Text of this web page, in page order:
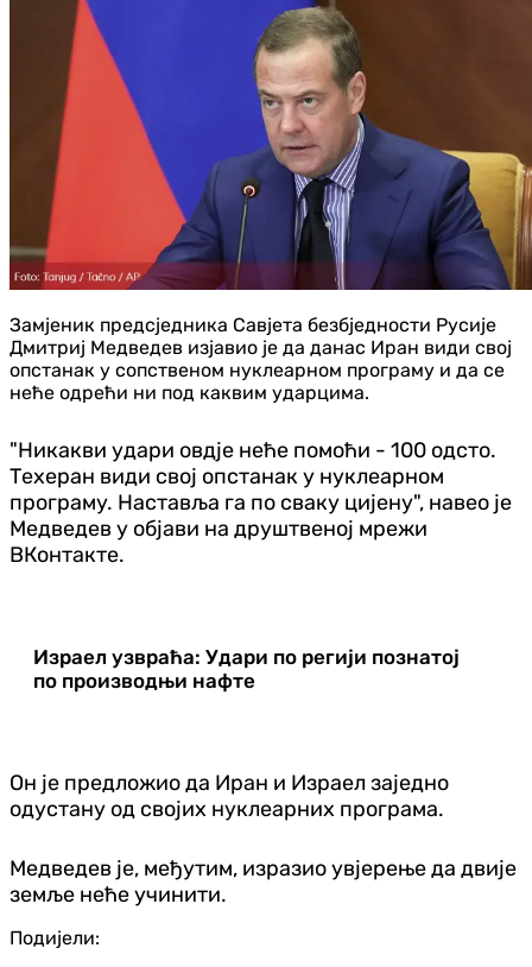
Замјеник предсједника Савјета безбједности Русије
Дмитриј Медведев изјавио је да данас Иран види свој
опстанак у сопственом нуклеарном програму и да се
неће одрећи ни под каквим ударцима.
"Никакви удари овдје неће помоћи - 100 одсто.
Техеран види свој опстанак у нуклеарном
програму. Наставља га по сваку цијену", навео је
Медведев у објави на друштвеној мрежи
ВКонтакте.
Израел узвраћа: Удари по регији познатој
по производњи нафте
Он је предложио да Иран и Израел заједно
одустану од својих нуклеарних програма.
Медведев је, међутим, изразио увјерење да двије
земље неће учинити.
Подијели: